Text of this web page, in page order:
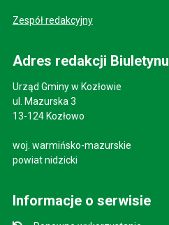
Zespół redakcyjny
Adres redakcji Biuletynu
Urząd Gminy w Kozłowie
ul. Mazurska 3
13-124 Kozłowo
woj. warmińsko-mazurskie
powiat nidzicki
Informacje o serwisie